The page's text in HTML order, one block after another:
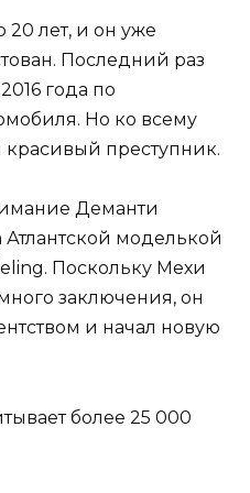
20 лет, и он уже
Последний раз
года по
Но ко всему
преступник.
Деманти
моделькой
Поскольку Мехи
заключения, он
и начал новую
более 25 000